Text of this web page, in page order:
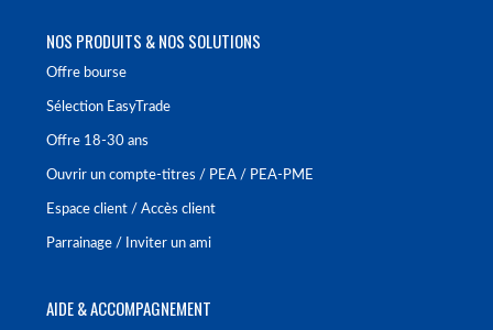
NOS PRODUITS & NOS SOLUTIONS
Offre bourse
Sélection EasyTrade
Offre 18-30 ans
Ouvrir un compte-titres / PEA / PEA-PME
Espace client / Accès client
Parrainage / Inviter un ami
AIDE & ACCOMPAGNEMENT